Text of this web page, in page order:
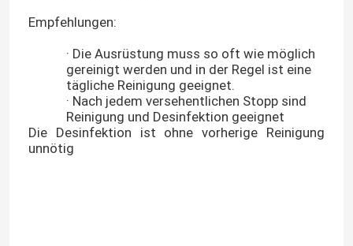
Zu Hause
Empfehlungen:
· Die Ausrüstung muss so oft wie möglich
gereinigt werden und in der Regel ist eine
tägliche Reinigung geeignet.
· Nach jedem versehentlichen Stopp sind
Reinigung und Desinfektion geeignet
Die Desinfektion ist ohne vorherige Reinigung
unnötig